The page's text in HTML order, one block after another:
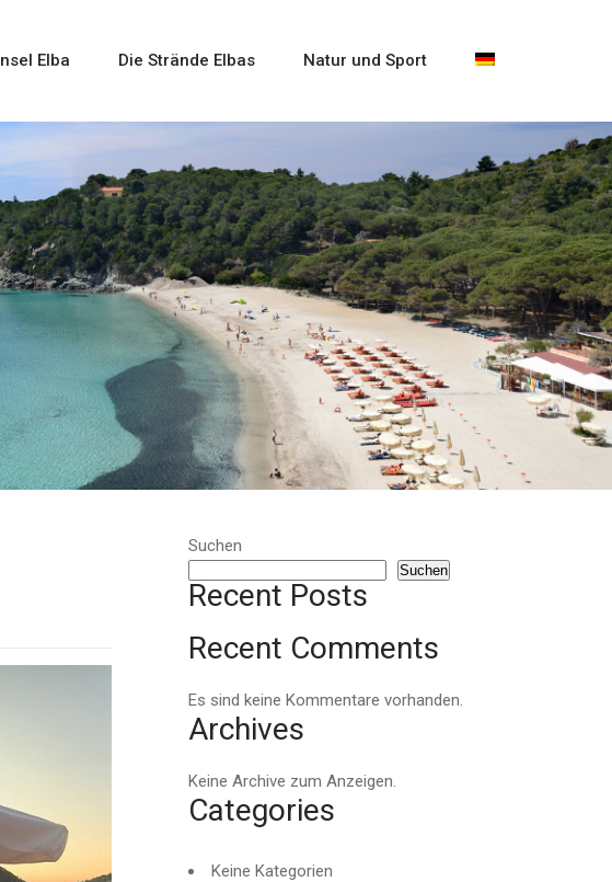
Elba Die Strände Elbas Natur und Sport
Suchen
Suchen
Recent Posts
Recent Comments
Es sind keine Kommentare vorhanden.
Archives
Keine Archive zum Anzeigen.
Categories
Keine Kategorien